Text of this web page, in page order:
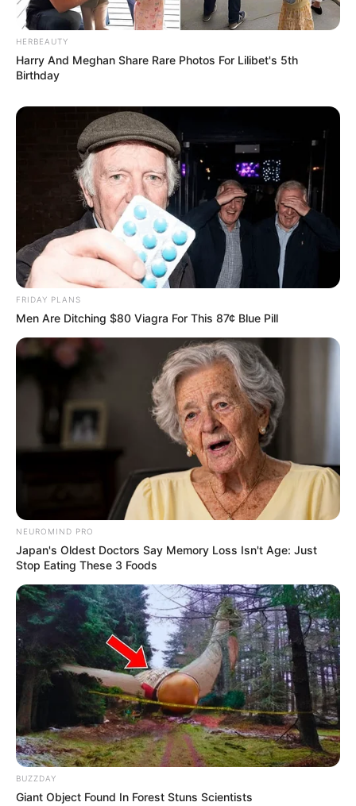
HERBEAUTY
Harry And Meghan Share Rare Photos For Lilibet's 5th
Birthday
FRIDAY PLANS
Men Are Ditching $80 Viagra For This 87¢ Blue Pill
NEUROMIND PRO
Japan's Oldest Doctors Say Memory Loss Isn't Age: Just
Stop Eating These 3 Foods
BUZZDAY
Giant Object Found In Forest Stuns Scientists